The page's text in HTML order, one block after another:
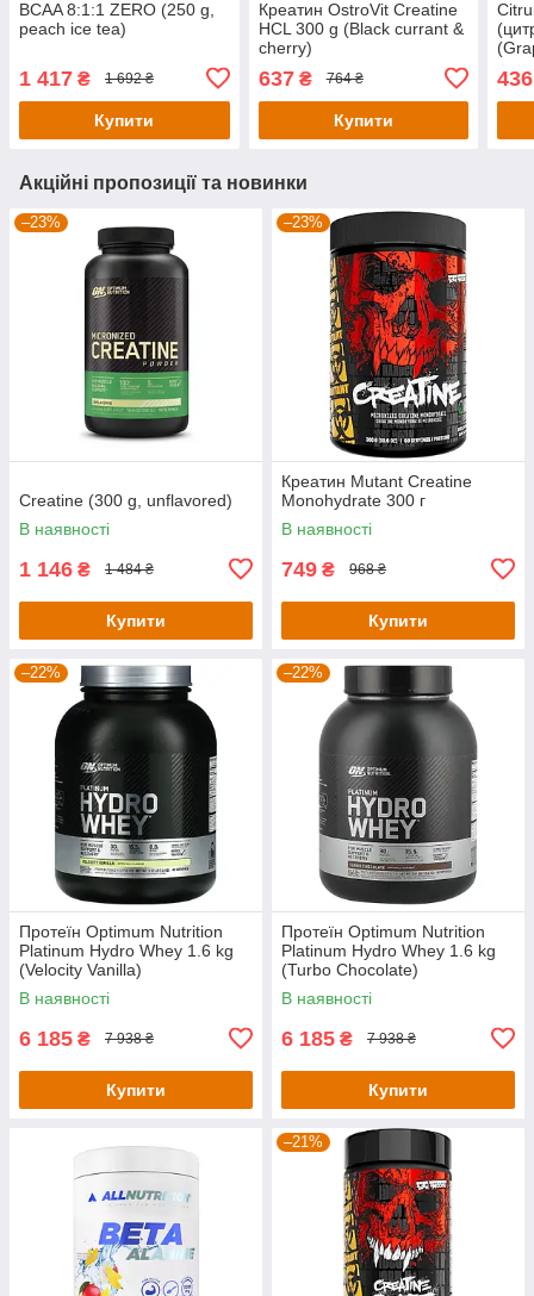
BCAA 8:1:1 ZERO (250 g,
peach ice tea)
1 417 ₴ 1 692 ₴
Купити
Креатин OstroVit Creatine
HCL 300 g (Black currant &
cherry)
637₴ 764 ₴
Купити
436
Акційні пропозиції та новинки
–23%
Creatine (300 g, unflavored)
В наявності
1 146 ₴ 1 484 ₴
Купити
–23%
Креатин Mutant Creatine
Monohydrate 300 г
В наявності
749 ₴ 968 ₴
Купити
–22%
Протеїн Optimum Nutrition
Platinum Hydro Whey 1.6 kg
(Velocity Vanilla)
В наявності
6 185 ₴ 7 938 ₴
Купити
–22%
Протеїн Optimum Nutrition
Platinum Hydro Whey 1.6 kg
(Turbo Chocolate)
В наявності
6 185 ₴ 7 938 ₴
Купити
–21%